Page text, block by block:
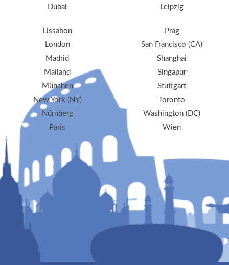
Dubai
Leipzig
Lissabon
London
Madrid
Mailand
München
New York (NY)
Nürnberg
Paris
Prag
San Francisco (CA)
Shanghai
Singapur
Stuttgart
Toronto
Washington (DC)
Wien